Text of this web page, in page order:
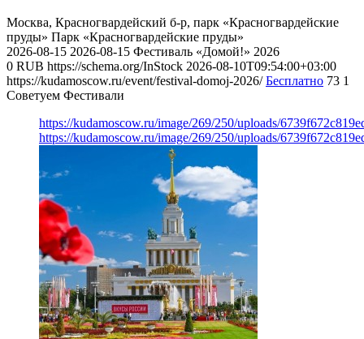
Москва, Красногвардейский б-р, парк «Красногвардейские
пруды» Парк «Красногвардейские пруды»
2026-08-15 2026-08-15 Фестиваль «Домой!» 2026
0 RUB https://schema.org/InStock 2026-08-10T09:54:00+03:00
https://kudamoscow.ru/event/festival-domoj-2026/ Бесплатно 73 1
Советуем Фестивали
https://kudamoscow.ru/image/269/250/uploads/
https://kudamoscow.ru/image/269/250/uploads/